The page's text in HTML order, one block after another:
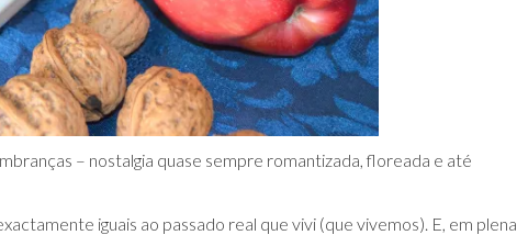
– nostalgia quase sempre romantizada, floreada e até
iguais ao passado real que vivi (que vivemos). E, em plena